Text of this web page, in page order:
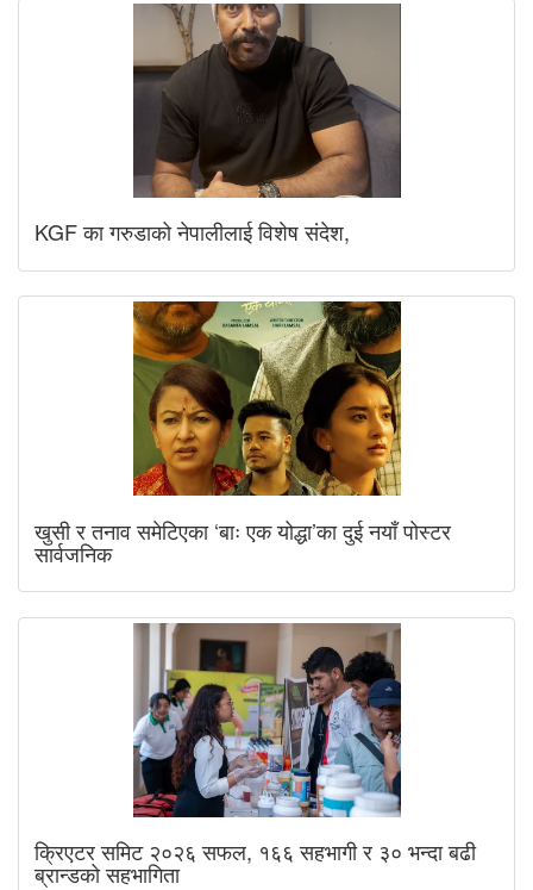
KGF का गरुडाको नेपालीलाई विशेष संदेश,
खुसी र तनाव समेटिएका ‘बाः एक योद्धा’का दुई नयाँ पोस्टर
सार्वजनिक
क्रिएटर समिट २०२६ सफल, १६६ सहभागी र ३० भन्दा बढी
ब्रान्डको सहभागिता